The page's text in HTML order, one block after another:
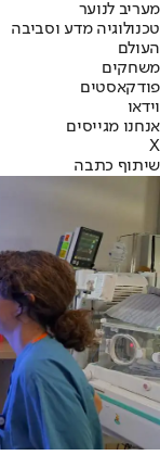
מעריב לנוער
טכנולוגיה מדע וסביבה
העולם
משחקים
פודקאסטים
וידאו
אנחנו מגייסים
X
שיתוף כתבה